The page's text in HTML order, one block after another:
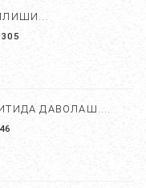
ДАВОЛАШ....